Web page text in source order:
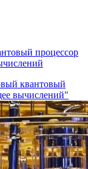
процессор
квантовый
вычислений"